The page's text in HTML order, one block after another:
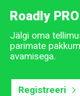
Roadly
Jälgi oma
parimate
avamisega.
Registreeri